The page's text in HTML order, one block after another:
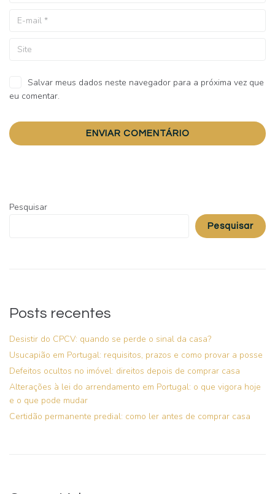
Salvar meus dados neste navegador para a próxima vez que
eu comentar.
Pesquisar
Pesquisar
Posts recentes
Desistir do CPCV: quando se perde o sinal da casa?
Usucapião em Portugal: requisitos, prazos e como provar a posse
Defeitos ocultos no imóvel: direitos depois de comprar casa
Alterações à lei do arrendamento em Portugal: o que vigora hoje
e o que pode mudar
Certidão permanente predial: como ler antes de comprar casa